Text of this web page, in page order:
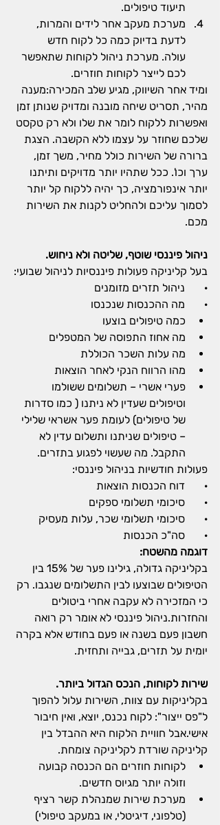
תיעוד טיפולים.
מערכת מעקב אחר לידים והמרות,
לדעת בדיוק כמה כל לקוח חדש
עולה. מערכת ניהול לקוחות שתאפשר
לכם לייצר לקוחות חוזרים.
ומיד אחר השיווק, מגיע שלב המכירה:מענה
מהיר, תסריט שיחה מובנה ומדויק שנותן זמן
ואפשרות ללקוח לומר את שלו ולא רק טקסט
שלכם שחוזר על עצמו ללא הקשבה. הצגת
ברורה של השירות כולל מחיר, משך זמן,
ערך וכו'. ככל שתהיו יותר מדויקים ותיתנו
יותר אינפורמציה, כך יהיה ללקוח קל יותר
לסמוך עליכם ולהחליט לקנות את השירות
מכם.
ניהול פיננסי שוטף, שליטה ולא ניחוש.
בעל קליניקה פעולות פיננסיות לניהול שבועי:
·       ניהול תזרים מזומנים
·       מה ההכנסות שנכנסו
כמה טיפולים בוצעו
מה אחוז התפוסה של המטפלים
מה עלות השכר הכוללת
מהו הרווח הנקי לאחר הוצאות
פערי אשרי – תשלומים ששולמו
וטיפולים שעדין לא ניתנו ( כמו סדרות
של טיפולים) לעומת פער אשראי שלילי
– טיפולים שניתנו ותשלום עדין לא
התקבל. מה שעשוי לפגוע בתזרים.
פעולות חודשיות בניהול פיננסי:
·       דוח הכנסות הוצאות
·       סיכומי תשלומי ספקים
·       סיכומי תשלומי שכר, עלות מעסיק
·       סה"כ הכנסות
דוגמה מהשטח:
בקליניקה גדולה, גילינו פער של 15% בין
הטיפולים שבוצעו לבין התשלומים שנגבו. רק
כי המזכירה לא עקבה אחרי ביטולים
והחזרות.ניהול פיננסי לא אומר רק רואה
חשבון פעם בשנה או פעם בחודש אלא בקרה
יומית על תזרים, גבייה ותחזית.
שירות לקוחות, הנכס הגדול ביותר.
בקליניקות עם צוות, השירות עלול להפוך
ל"פס ייצור": לקוח נכנס, יוצא, ואין חיבור
אישי.אבל חוויית הלקוח היא ההבדל בין
קליניקה שורדת לקליניקה צומחת.
לקוחות חוזרים הם הכנסה קבועה
וזולה יותר מגיוס חדשים.
מערכת שירות שמנהלת קשר רציף
(טלפוני, דיגיטלי, או במעקב טיפולי)